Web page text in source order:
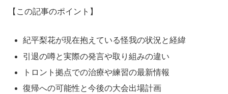
【この記事のポイント】
紀平梨花が現在抱えている怪我の状況と経緯
引退の噂と実際の発言や取り組みの違い
トロント拠点での治療や練習の最新情報
復帰への可能性と今後の大会出場計画